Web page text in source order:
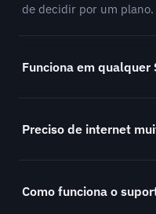
de decidir por um plano.
Funciona em qualquer
Preciso de internet
Como funciona o